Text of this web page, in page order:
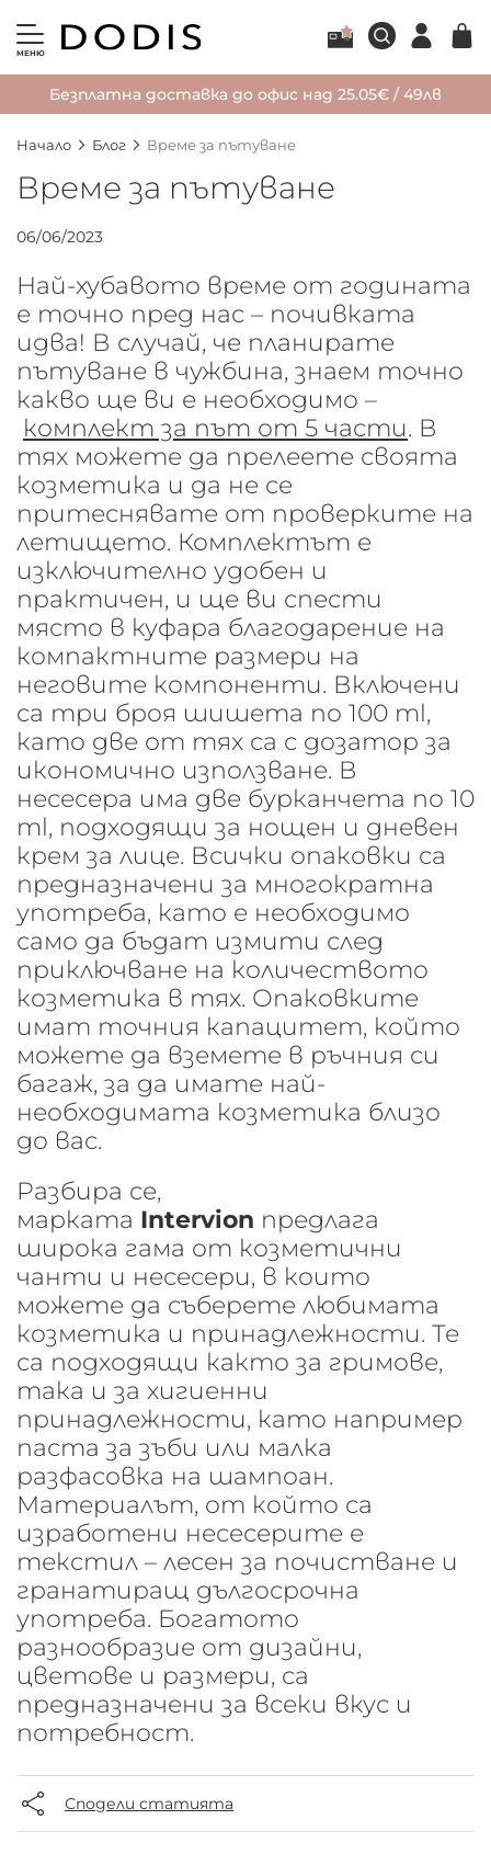
МЕНЮ
Безплатна доставка до офис над 25.05€ / 49лв
Начало Блог Време за пътуване
Време за пътуване
06/06/2023
Най-хубавото време от годината
е точно пред нас – почивката
идва! В случай, че планирате
пътуване в чужбина, знаем точно
какво ще ви е необходимо –
комплект за път от 5 части. В
тях можете да прелеете своята
козметика и да не се
притеснявате от проверките на
летището. Комплектът е
изключително удобен и
практичен, и ще ви спести
място в куфара благодарение на
компактните размери на
неговите компоненти. Включени
са три броя шишета по 100 ml,
като две от тях са с дозатор за
икономично използване. В
несесера има две бурканчета по 10
ml, подходящи за нощен и дневен
крем за лице. Всички опаковки са
предназначени за многократна
употреба, като е необходимо
само да бъдат измити след
приключване на количеството
козметика в тях. Опаковките
имат точния капацитет, който
можете да вземете в ръчния си
багаж, за да имате най-
необходимата козметика близо
до вас.
Разбира се,
марката Intervion предлага
широка гама от козметични
чанти и несесери, в които
можете да съберете любимата
козметика и принадлежности. Те
са подходящи както за гримове,
така и за хигиенни
принадлежности, като например
паста за зъби или малка
разфасовка на шампоан.
Материалът, от който са
изработени несесерите е
текстил – лесен за почистване и
гранатиращ дългосрочна
употреба. Богатото
разнообразие от дизайни,
цветове и размери, са
предназначени за всеки вкус и
потребност.
Сподели статията